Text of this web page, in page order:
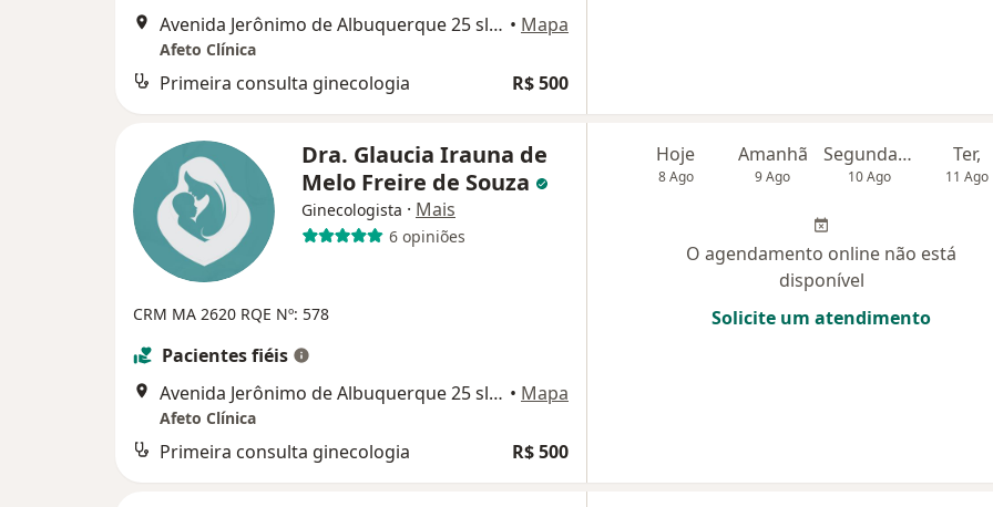
Avenida Jerônimo de Albuquerque 25 sl 332, São Luís • Mapa
Afeto Clínica
Primeira consulta ginecologia R$ 500
Dra. Glaucia Irauna de
Melo Freire de Souza
Ginecologista · Mais
6 opiniões
CRM MA 2620 RQE Nº: 578
Pacientes fiéis
Avenida Jerônimo de Albuquerque 25 sl 332, São Luís • Mapa
Afeto Clínica
Primeira consulta ginecologia R$ 500
Hoje
8 Ago
Amanhã
9 Ago
Segunda-feira
10 Ago
Ter,
11 Ago
O agendamento online não está
disponível
Solicite um atendimento